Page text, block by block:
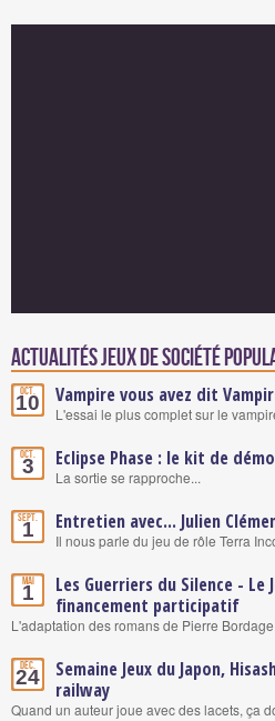
Actualités Jeux de société
Oct.
10 Vampire vous avez dit
L'essai le plus complet sur le
Oct.
3 Eclipse Phase : le kit de
La sortie se rapproche...
Sept.
1 Entretien avec... Julien
Il nous parle du jeu de rôle Terra
Mai
1
Les Guerriers du Silence - Le
financement participatif
L'adaptation des romans de Pierre
Déc.
24
Semaine Jeux du Japon,
railway
Quand un auteur joue avec des lacets, ça